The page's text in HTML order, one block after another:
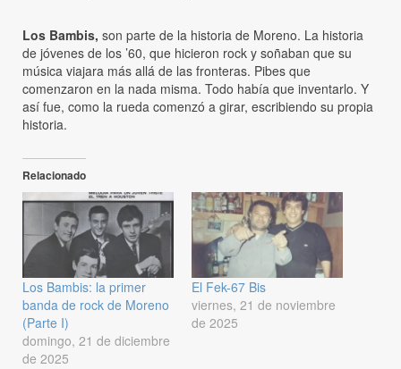
Los Bambis, son parte de la historia de Moreno. La historia
de jóvenes de los ’60, que hicieron rock y soñaban que su
música viajara más allá de las fronteras. Pibes que
comenzaron en la nada misma. Todo había que inventarlo. Y
así fue, como la rueda comenzó a girar, escribiendo su propia
historia.
Relacionado
Los Bambis: la primer
banda de rock de Moreno
(Parte I)
domingo, 21 de diciembre
de 2025
El Fek-67 Bis
viernes, 21 de noviembre
de 2025